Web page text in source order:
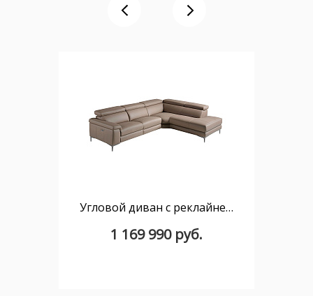
Угловой диван с реклайнером 5320-R /6043 кожаный бежевый
1 169 990 руб.